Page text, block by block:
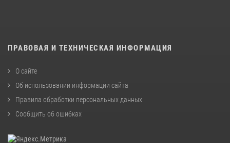
ПРАВОВАЯ И ТЕХНИЧЕСКАЯ ИНФОРМАЦИЯ
О сайте
Об использовании информации сайта
Правила обработки персональных данных
Сообщить об ошибках